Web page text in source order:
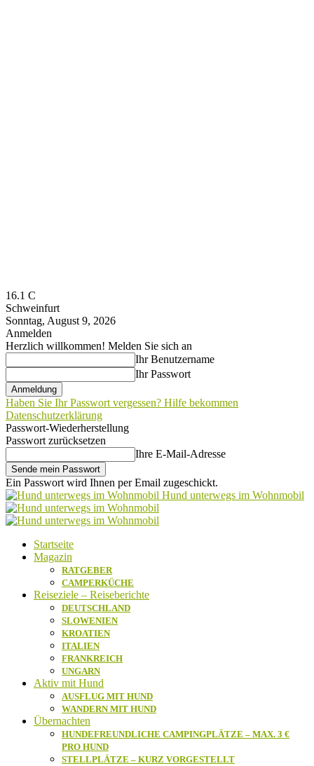
16.1 C
Schweinfurt
Sonntag, August 9, 2026
Anmelden
Herzlich willkommen! Melden Sie sich an
Ihr Benutzername
Ihr Passwort
Haben Sie Ihr Passwort vergessen? Hilfe bekommen
Datenschutzerklärung
Passwort-Wiederherstellung
Passwort zurücksetzen
Ihre E-Mail-Adresse
Ein Passwort wird Ihnen per Email zugeschickt.
Hund unterwegs im Wohnmobil
Startseite
Magazin
RATGEBER
CAMPERKÜCHE
Reiseziele – Reiseberichte
DEUTSCHLAND
SLOWENIEN
KROATIEN
ITALIEN
FRANKREICH
UNGARN
Aktiv mit Hund
AUSFLUG MIT HUND
WANDERN MIT HUND
Übernachten
HUNDEFREUNDLICHE CAMPINGPLÄTZE – MAX. 3 €
PRO HUND
STELLPLÄTZE – KURZ VORGESTELLT